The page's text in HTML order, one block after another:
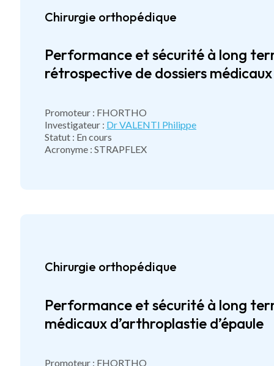
Chirurgie orthopédique
Performance et sécurité à long
rétrospective de dossiers
Promoteur : FHORTHO
Investigateur : Dr VALENTI Philippe
Statut : En cours
Acronyme : STRAPFLEX
Chirurgie orthopédique
Performance et sécurité à long
médicaux d’arthroplastie d’épaule
Promoteur : FHORTHO